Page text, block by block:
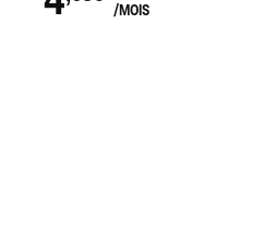
/MOIS